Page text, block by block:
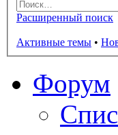
Расширенный поиск
Активные темы •
Форум